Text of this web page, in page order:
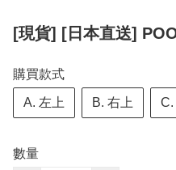
[現貨] [日本直送]
購買款式
A. 左上 B. 右上 C.
數量